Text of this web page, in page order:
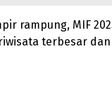
rampung, MIF
terbesar